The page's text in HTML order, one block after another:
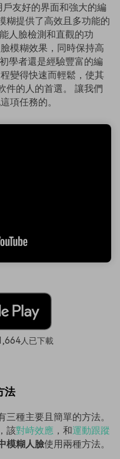
友好的界面和強大的編
糊提供了高效且多功能的
人臉檢測和直觀的功
模糊效果，同時保持高
學者還是經驗豐富的編
變得快速而輕鬆，使其
件的人的首選。 讓我們
項任務的。
人已下載
法
種主要且簡單的方法。
，該對峙效應 ，和運動跟蹤
模糊人臉使用兩種方法。